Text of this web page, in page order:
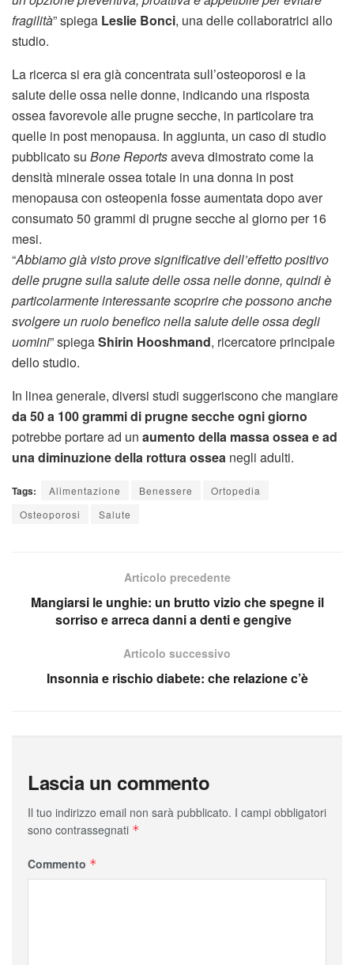
fragilità” spiega Leslie Bonci, una delle collaboratrici allo
studio.
La ricerca si era già concentrata sull’osteoporosi e la
salute delle ossa nelle donne, indicando una risposta
ossea favorevole alle prugne secche, in particolare tra
quelle in post menopausa. In aggiunta, un caso di studio
pubblicato su Bone Reportsaveva dimostrato come la
densità minerale ossea totale in una donna in post
menopausa con osteopenia fosse aumentata dopo aver
consumato 50 grammi di prugne secche al giorno per 16
mesi.
“Abbiamo già visto prove significative dell’effetto positivo
delle prugne sulla salute delle ossa nelle donne, quindi è
particolarmente interessante scoprire che possono anche
svolgere un ruolo benefico nella salute delle ossa degli
uomini” spiegaShirin Hooshmand, ricercatore principale
dello studio.
In linea generale, diversi studi suggeriscono che mangiare
da 50 a 100 grammi di prugne secche ogni giorno
potrebbe portare ad un aumento della massa ossea e ad
una diminuzione della rottura ossea negli adulti.
Tags: Alimentazione Benessere
Ortopedia
Osteoporosi
Salute
Articolo precedente
Mangiarsi le unghie: un brutto vizio che spegne il
sorriso e arreca danni a denti e gengive
Articolo successivo
Insonnia e rischio diabete: che relazione c’è
Lascia un commento
Il tuo indirizzo email non sarà pubblicato. I campi obbligatori
sono contrassegnati *
Commento *